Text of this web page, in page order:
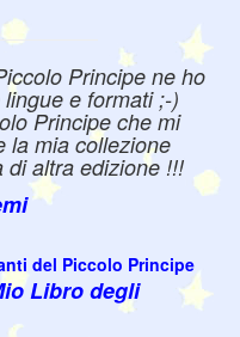
Principe ne ho
e formati ;-)
Principe che mi
la mia collezione
di altra edizione !!!
Libro degli